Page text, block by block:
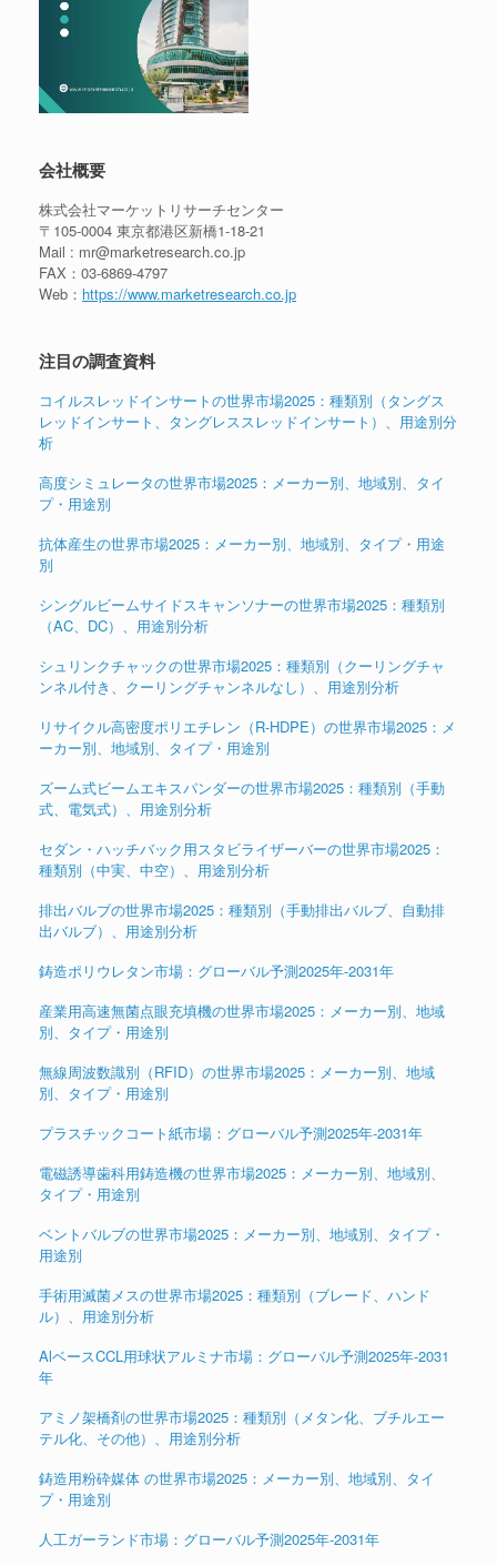
会社概要
株式会社マーケットリサーチセンター
〒105-0004 東京都港区新橋1-18-21
Mail : mr@marketresearch.co.jp
FAX：03-6869-4797
Web： https://www.marketresearch.co.jp
注目の調査資料
コイルスレッドインサートの世界市場2025：種類別（タングス
レッドインサート、タングレススレッドインサート）、用途別分
析
高度シミュレータの世界市場2025：メーカー別、地域別、タイ
プ・用途別
抗体産生の世界市場2025：メーカー別、地域別、タイプ・用途
別
シングルビームサイドスキャンソナーの世界市場2025：種類別
（AC、DC）、用途別分析
シュリンクチャックの世界市場2025：種類別（クーリングチャ
ンネル付き、クーリングチャンネルなし）、用途別分析
リサイクル高密度ポリエチレン（R-HDPE）の世界市場2025：メ
ーカー別、地域別、タイプ・用途別
ズーム式ビームエキスパンダーの世界市場2025：種類別（手動
式、電気式）、用途別分析
セダン・ハッチバック用スタビライザーバーの世界市場2025：
種類別（中実、中空）、用途別分析
排出バルブの世界市場2025：種類別（手動排出バルブ、自動排
出バルブ）、用途別分析
鋳造ポリウレタン市場：グローバル予測2025年-2031年
産業用高速無菌点眼充填機の世界市場2025：メーカー別、地域
別、タイプ・用途別
無線周波数識別（RFID）の世界市場2025：メーカー別、地域
別、タイプ・用途別
プラスチックコート紙市場：グローバル予測2025年-2031年
電磁誘導歯科用鋳造機の世界市場2025：メーカー別、地域別、
タイプ・用途別
ベントバルブの世界市場2025：メーカー別、地域別、タイプ・
用途別
手術用滅菌メスの世界市場2025：種類別（ブレード、ハンド
ル）、用途別分析
AlベースCCL用球状アルミナ市場：グローバル予測2025年-2031
年
アミノ架橋剤の世界市場2025：種類別（メタン化、ブチルエー
テル化、その他）、用途別分析
鋳造用粉砕媒体 の世界市場2025：メーカー別、地域別、タイ
プ・用途別
人工ガーランド市場：グローバル予測2025年-2031年